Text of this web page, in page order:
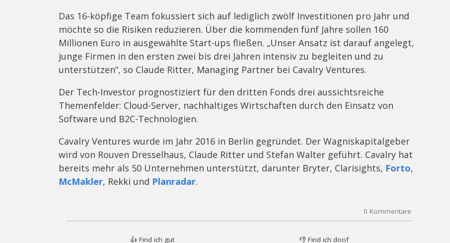
Das 16-köpfige Team fokussiert sich auf lediglich zwölf Investitionen pro Jahr und
möchte so die Risiken reduzieren. Über die kommenden fünf Jahre sollen 160
Millionen Euro in ausgewählte Start-ups fließen. „Unser Ansatz ist darauf angelegt,
junge Firmen in den ersten zwei bis drei Jahren intensiv zu begleiten und zu
unterstützen“, so Claude Ritter, Managing Partner bei Cavalry Ventures.
Der Tech-Investor prognostiziert für den dritten Fonds drei aussichtsreiche
Themenfelder: Cloud-Server, nachhaltiges Wirtschaften durch den Einsatz von
Software und B2C-Technologien.
Cavalry Ventures wurde im Jahr 2016 in Berlin gegründet. Der Wagniskapitalgeber
wird von Rouven Dresselhaus, Claude Ritter und Stefan Walter geführt. Cavalry hat
bereits mehr als 50 Unternehmen unterstützt, darunter Bryter, Clarisights, Forto,
McMakler, Rekki und Planradar.
0 Kommentare
👍 Find ich gut 👎 Find ich doof